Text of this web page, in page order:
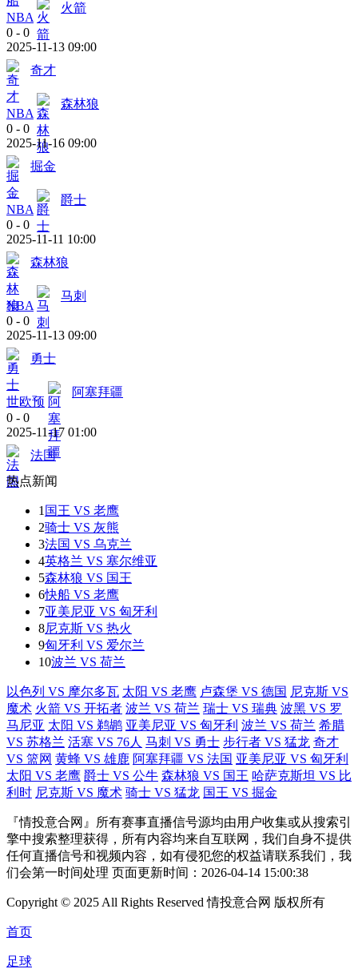
NBA
火箭
0 - 0
2025-11-13 09:00
奇才
NBA
森林狼
0 - 0
2025-11-16 09:00
掘金
NBA
爵士
0 - 0
2025-11-11 10:00
森林狼
NBA
马刺
0 - 0
2025-11-13 09:00
勇士
世欧预
阿塞拜疆
0 - 0
2025-11-17 01:00
法国
热点新闻
1 国王 VS 老鹰
2骑士 VS 灰熊
3法国 VS 乌克兰
4英格兰 VS 塞尔维亚
5森林狼 VS 国王
6快船 VS 老鹰
7亚美尼亚 VS 匈牙利
8尼克斯 VS 热火
9匈牙利 VS 爱尔兰
10波兰 VS 荷兰
以色列 VS 摩尔多瓦 太阳 VS 老鹰 卢森堡 VS 德国 尼克斯 VS
魔术 火箭 VS 开拓者 波兰 VS 荷兰 瑞士 VS 瑞典 波黑 VS 罗
马尼亚 太阳 VS 鹈鹕 亚美尼亚 VS 匈牙利 波兰 VS 荷兰 希腊
VS 苏格兰 活塞 VS 76人 马刺 VS 勇士 步行者 VS 猛龙 奇才
VS 篮网 黄蜂 VS 雄鹿 阿塞拜疆 VS 法国 亚美尼亚 VS 匈牙利
太阳 VS 老鹰 爵士 VS 公牛 森林狼 VS 国王 哈萨克斯坦 VS 比
利时 尼克斯 VS 魔术 骑士 VS 猛龙 国王 VS 掘金
『情投意合网』所有赛事直播信号源均由用户收集或从搜索引
擎中搜索整理获得，所有内容均来自互联网，我们自身不提供
任何直播信号和视频内容，如有侵犯您的权益请联系我们，我
们会第一时间处理 页面更新时间：2026-04-14 15:00:38
Copyright © 2025 All Rights Reserved 情投意合网 版权所有
首页
足球